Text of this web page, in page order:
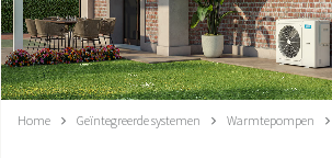
KLIMAATREGELING
VERWARMING
Home Geïntegreerde systemen Warmtepompen